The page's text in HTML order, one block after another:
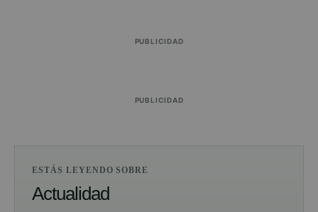
PUBLICIDAD
PUBLICIDAD
ESTÁS LEYENDO SOBRE
Actualidad